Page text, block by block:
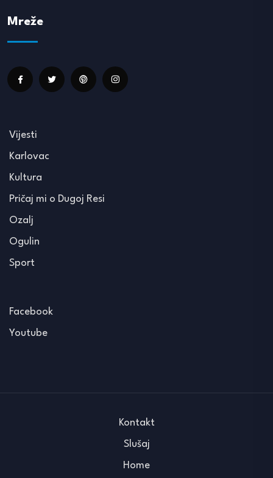
Mreže
Vijesti
Karlovac
Kultura
Pričaj mi o Dugoj Resi
Ozalj
Ogulin
Sport
Facebook
Youtube
Kontakt
Slušaj
Home